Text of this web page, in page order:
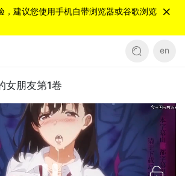
，建议您使用手机自带浏览器或谷歌浏览
en
女朋友第1卷